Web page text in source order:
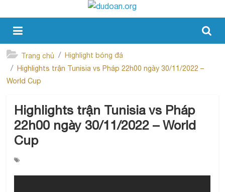
Trang chủ
Highlight bóng đá
Highlights trận Tunisia vs Pháp 22h00 ngày 30/11/2022 –
World Cup
Highlights trận Tunisia vs Pháp
22h00 ngày 30/11/2022 – World
Cup